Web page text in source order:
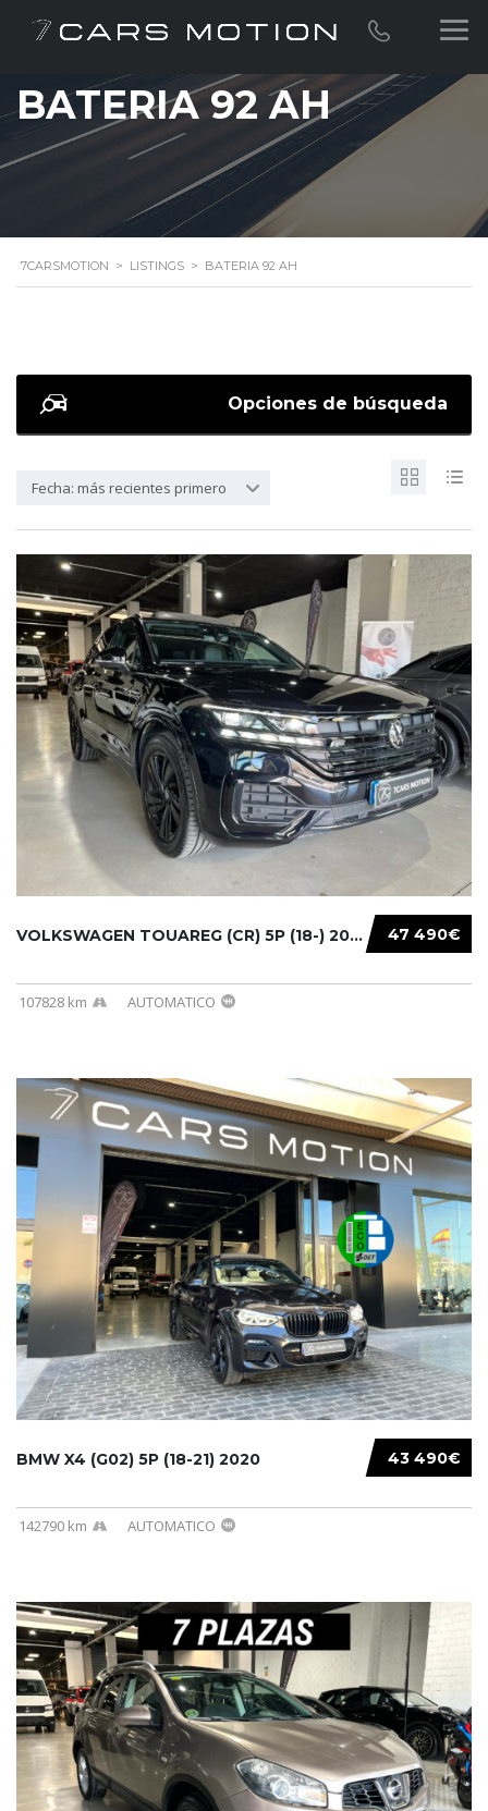
BATERIA 92 AH
7CARSMOTION > LISTINGS > BATERIA 92 AH
Opciones de búsqueda
Fecha: más recientes primero
47 490€
VOLKSWAGEN TOUAREG (CR) 5P (18-) 2021...
107828 km AUTOMATICO
43 490€
BMW X4 (G02) 5P (18-21) 2020
142790 km AUTOMATICO